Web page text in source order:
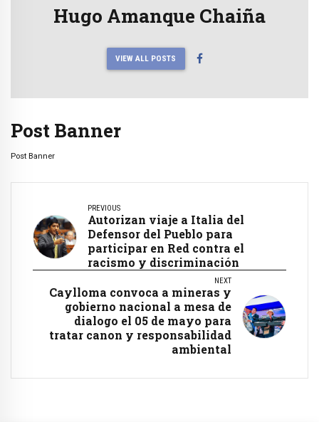
Hugo Amanque Chaiña
VIEW ALL POSTS
Post Banner
Post Banner
PREVIOUS
Autorizan viaje a Italia del
Defensor del Pueblo para
participar en Red contra el
racismo y discriminación
NEXT
Caylloma convoca a mineras y
gobierno nacional a mesa de
dialogo el 05 de mayo para
tratar canon y responsabilidad
ambiental